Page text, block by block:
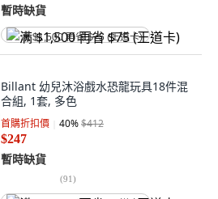
暫時缺貨
满 $1,500 再省 $75 (王道卡)
Billant 幼兒沐浴戲水恐龍玩具18件混
合組, 1套, 多色
首購折扣價 40%$412
$247
暫時缺貨
(91)